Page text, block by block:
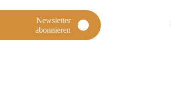
Newsletter
abonnieren